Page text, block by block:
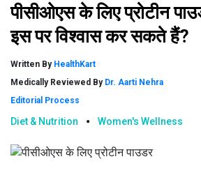
पीसीओएस के लिए प्रोटीन
इस पर विश्वास कर सकते हैं?
Written By HealthKart
Medically Reviewed By Dr. Aarti Nehra
Editorial Process
Diet & Nutrition Women's Wellness